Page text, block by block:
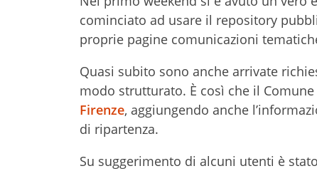
cominciato ad usare il repository
proprie pagine comunicazioni
Quasi subito sono anche arrivate
modo strutturato. È così che il
Firenze, aggiungendo anche
di ripartenza.
Su suggerimento di alcuni utenti è